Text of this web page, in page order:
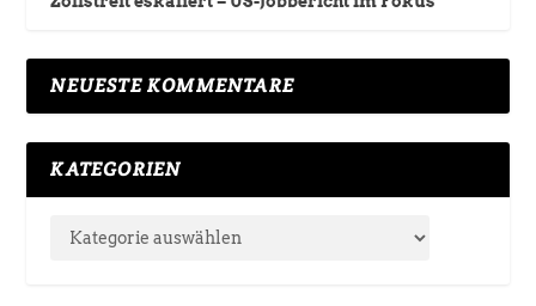
NEUESTE KOMMENTARE
KATEGORIEN